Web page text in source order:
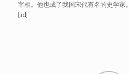
宰相。他也成了我国宋代有名的史学家。
[:id]